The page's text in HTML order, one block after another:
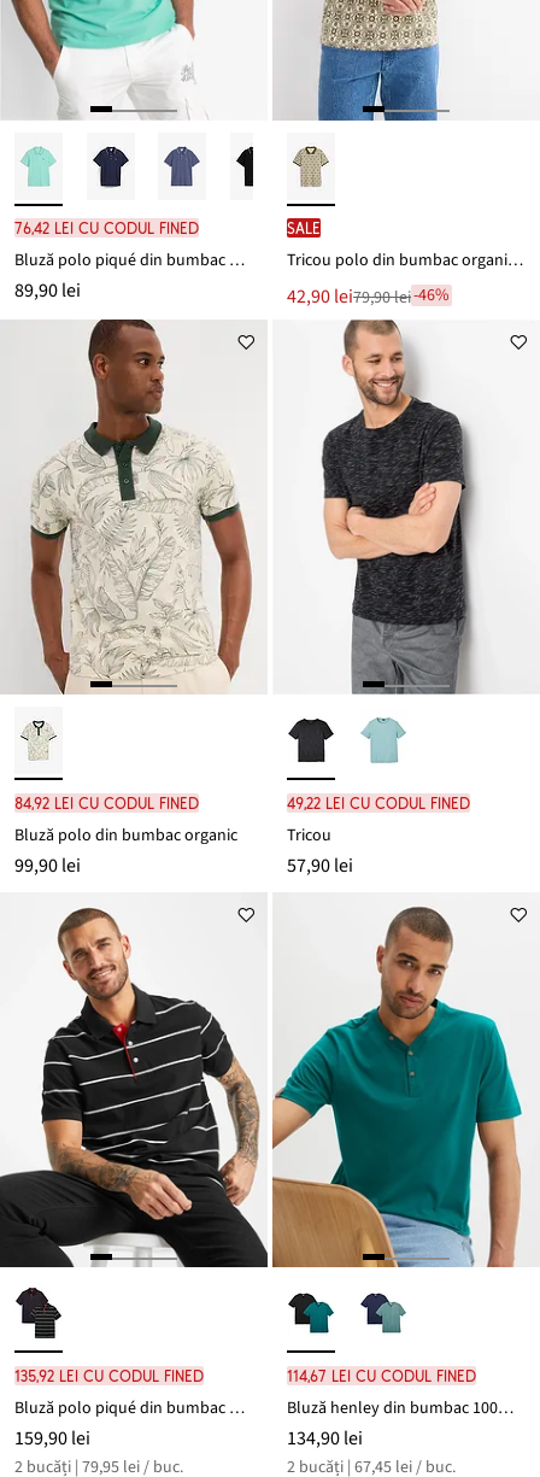
76,42 lei cu codul FINED
Bluză polo piqué din bumbac organic 100%
89,90 lei
SALE
Tricou polo din bumbac organic, mâneci scurte
Noul
preț
42,90 lei
Reducere
79,90 lei
79,90 lei-46%
84,92 lei cu codul FINED
Bluză polo din bumbac organic
99,90 lei
49,22 lei cu codul FINED
Tricou
57,90 lei
135,92 lei cu codul FINED
Bluză polo piqué din bumbac organic 100% (set/2 buc.)
159,90 lei
2 bucăți | 79,95 lei / buc.
114,67 lei cu codul FINED
Bluză henley din bumbac 100% (set/ 2 buc.)
134,90 lei
2 bucăți | 67,45 lei / buc.